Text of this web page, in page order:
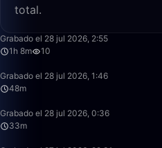
total.
Grabado el 28 jul 2026, 2:55
1h 8m
10
Grabado el 28 jul 2026, 1:46
48m
Grabado el 28 jul 2026, 0:36
33m